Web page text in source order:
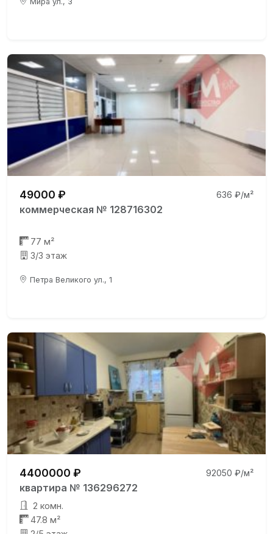
49000 ₽ 636 ₽/м²
коммерческая № 128716302
77 м²
3/3 этаж
Петра Великого ул., 1
4400000 ₽ 92050 ₽/м²
квартира № 136296272
2 комн.
47.8 м²